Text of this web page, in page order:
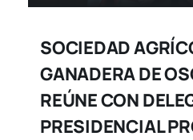
SOCIEDAD
GANADERA DE
REÚNE CON
PRESIDENCIAL